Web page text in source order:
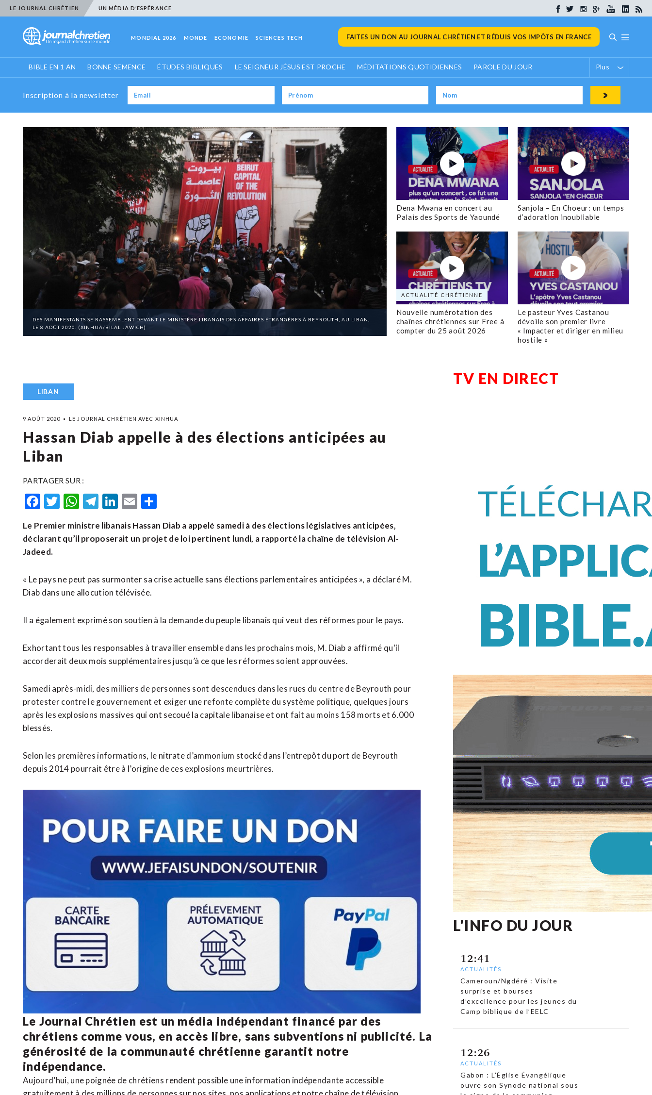
LE JOURNAL CHRÉTIEN UN MÉDIA D’ESPÉRANCE
MONDIAL 2026 MONDE ECONOMIE SCIENCES TECH FAITES UN DON AU JOURNAL CHRÉTIEN ET RÉDUIS VOS IMPÔTS EN FRANCE
BIBLE EN 1 AN BONNE SEMENCE ÉTUDES BIBLIQUES LE SEIGNEUR JÉSUS EST PROCHE MÉDITATIONS QUOTIDIENNES PAROLE DU JOUR Plus
Inscription à la newsletter
DES MANIFESTANTS SE RASSEMBLENT DEVANT LE MINISTÈRE LIBANAIS DES AFFAIRES ÉTRANGÈRES À BEYROUTH, AU LIBAN,
LE 8 AOÛT 2020. (XINHUA/BILAL JAWICH)
Dena Mwana en concert au
Palais des Sports de Yaoundé
Sanjola – En Choeur: un temps
d’adoration inoubliable
ACTUALITÉ CHRÉTIENNE
Nouvelle numérotation des
chaînes chrétiennes sur Free à
compter du 25 août 2026
Le pasteur Yves Castanou
dévoile son premier livre
« Impacter et diriger en milieu
hostile »
LIBAN
9 AOÛT 2020 LE JOURNAL CHRÉTIEN AVEC XINHUA
Hassan Diab appelle à des élections anticipées au
Liban
PARTAGER SUR :
Facebook
Twitter
WhatsApp
Telegram
LinkedIn
Email
Le Premier ministre libanais Hassan Diab a appelé samedi à des élections législatives anticipées,
déclarant qu’il proposerait un projet de loi pertinent lundi, a rapporté la chaîne de télévision Al-
Jadeed.
« Le pays ne peut pas surmonter sa crise actuelle sans élections parlementaires anticipées », a déclaré M.
Diab dans une allocution télévisée.
Il a également exprimé son soutien à la demande du peuple libanais qui veut des réformes pour le pays.
Exhortant tous les responsables à travailler ensemble dans les prochains mois, M. Diab a affirmé qu’il
accorderait deux mois supplémentaires jusqu’à ce que les réformes soient approuvées.
Samedi après-midi, des milliers de personnes sont descendues dans les rues du centre de Beyrouth pour
protester contre le gouvernement et exiger une refonte complète du système politique, quelques jours
après les explosions massives qui ont secoué la capitale libanaise et ont fait au moins 158 morts et 6.000
blessés.
Selon les premières informations, le nitrate d’ammonium stocké dans l’entrepôt du port de Beyrouth
depuis 2014 pourrait être à l’origine de ces explosions meurtrières.
Le Journal Chrétien est un média indépendant financé par des
chrétiens comme vous, en accès libre, sans subventions ni publicité. La
générosité de la communauté chrétienne garantit notre
indépendance.
Aujourd’hui, une poignée de chrétiens rendent possible une information indépendante accessible
TV EN DIRECT
L'INFO DU JOUR
12:41
ACTUALITÉS
Cameroun/Ngdéré : Visite
surprise et bourses
d’excellence pour les jeunes du
Camp biblique de l’EELC
12:26
ACTUALITÉS
Gabon : L’Église Évangélique
ouvre son Synode national sous